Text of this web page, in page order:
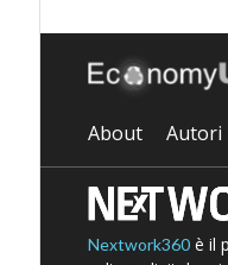
About Autori
Nextwork360è il